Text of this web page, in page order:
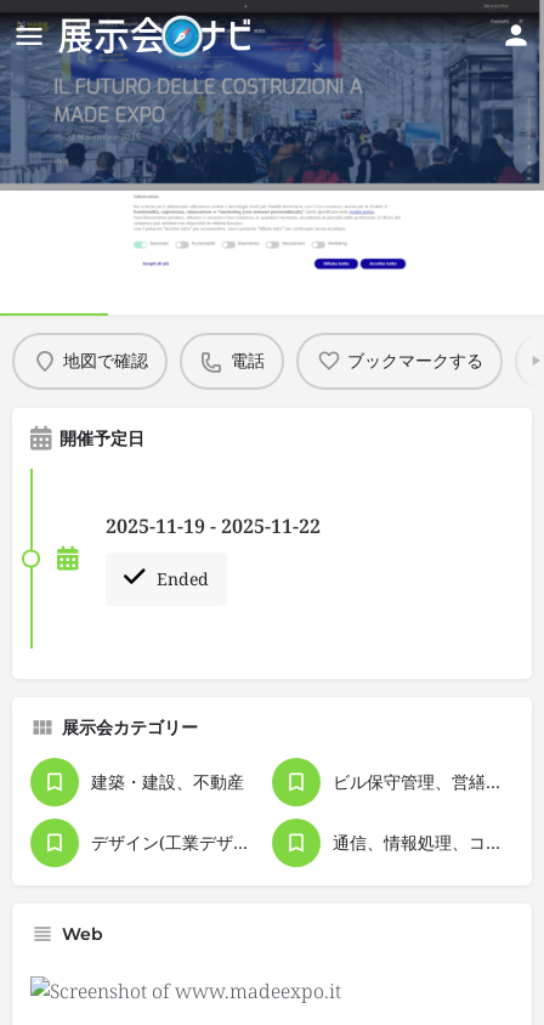
MADE expo 2025
地図で確認 電話 ブックマークする
開催予定日
2025-11-19 - 2025-11-22
Ended
展示会カテゴリー
建築・建設、不動産 ビル保守管理、営繕、清掃
デザイン(工業デザイン） 通信、情報処理、コンピュータ
Web